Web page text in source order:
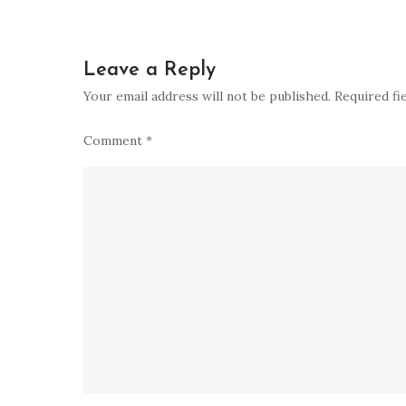
Leave a Reply
Your email address will not be published. Required
Comment *